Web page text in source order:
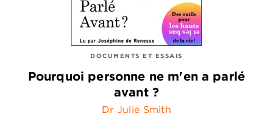
DOCUMENTS ET ESSAIS
Pourquoi personne ne m'en a parlé
avant ?
Dr Julie Smith